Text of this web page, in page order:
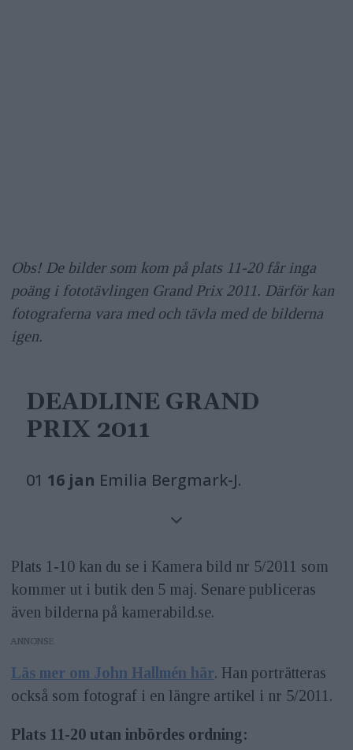
Obs! De bilder som kom på plats 11-20 får inga
poäng i fototävlingen Grand Prix 2011. Därför kan
fotograferna vara med och tävla med de bilderna
igen.
DEADLINE GRAND
PRIX 2011
01 16 jan Emilia Bergmark-J.
Tomas Monka
0310 marsSara Mac Key&nbsp; &nbsp;
0412 aprilJohn Hallmén
0512 maj
06 8 juniBjörn&nbsp;Lindberg
07 12 juliMaria Patomella
Plats 1-10 kan du se i Kamera bild nr 5/2011 som
kommer ut i butik den 5 maj. Senare publiceras
även bilderna på kamerabild.se.
ANNONS
Läs mer om John Hallmén här. Han porträtteras
också som fotograf i en längre artikel i nr 5/2011.
Plats 11-20 utan inbördes ordning: